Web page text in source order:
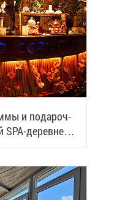
и по­да­роч­
SPA-де­ревне